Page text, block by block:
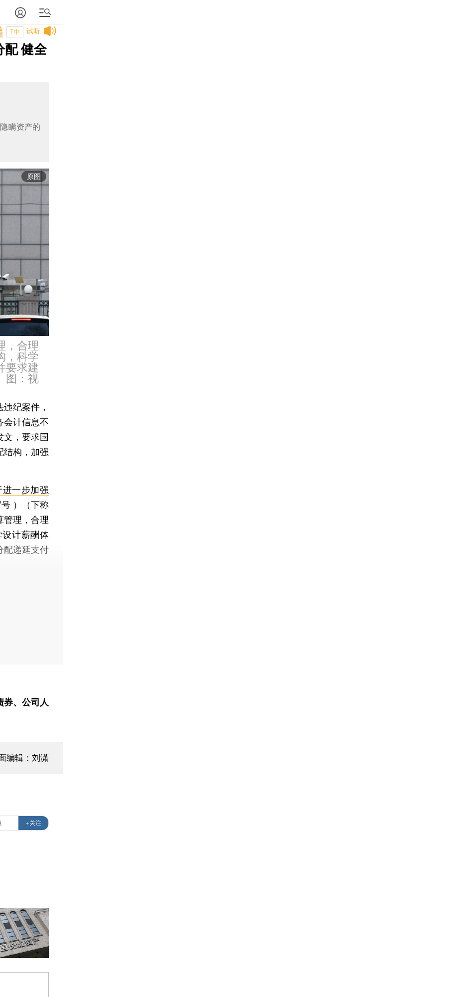
试听
T中
配 健全
瞒资产的
原图
，合理
，科学
要求建
图：视
纪案件，
会计信息不
文，要求国
结构，加强
进一步加强
）（下称
管理，合理
计薪酬体
配递延支付
券、公司人
编辑：刘潇
+关注